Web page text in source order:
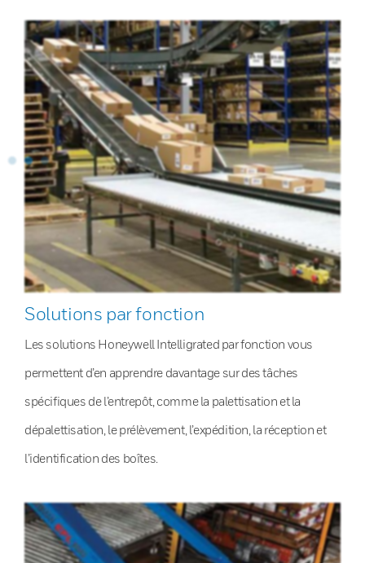
Solutions par fonction
Les solutions Honeywell Intelligrated par fonction vous
permettent d’en apprendre davantage sur des tâches
spécifiques de l’entrepôt, comme la palettisation et la
dépalettisation, le prélèvement, l’expédition, la réception et
l’identification des boîtes.